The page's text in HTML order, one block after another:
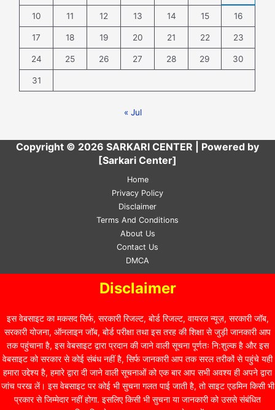
10 11 12 13 14 15 16
17 18 19 20 21 22 23
24 25 26 27 28 29 30
31
« Jul
Copyright © 2026 SARKARI CENTER | Powered by
[Sarkari Center]
Home
Privacy Policy
Disclaimer
Terms And Conditions
About Us
Contact Us
DMCA
Disclaimer
इस वेबसाइट का मकसद सिर्फ, सरकारी रिजल्ट, बोर्ड रिजल्ट, वायरल न्यूज़, सरकारी जॉब,
सरकारी योजना, ऑनलाइन जॉब, बोर्ड परीक्षा तथा इस तरह की शिक्षा से जुड़ी जानकारी आप
तक पहुंचाना है, इस वेबसाइट द्वारा प्रदान की जाने वाली सूचना पूर्णतः नि:शुल्क है और इस
वेबसाइट को सरकार से कोई संबंध नहीं है, सिर्फ जानकारी आप तक सरल तरीकों से पहुंचे यही
हमारा उद्देश्य है, हमारे द्वारा दी जाने वाली सूचनाओं को एक बार आप सभी अवश्य ही अपने द्वारा
जांच परख लें। इस वेबसाइट पर कोई भी सुचना गलत पाई जाती है, तो साइट एडमिन किसी भी
प्रकार से जिम्मेदार नहीं होगा. इसलिए किसी भी सुचना या जानकारी को उससे संबंधित